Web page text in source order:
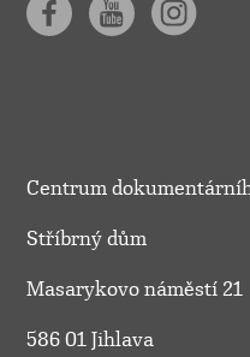
Centrum
Stříbrný dům
Masarykovo náměstí 21
586 01 Jihlava